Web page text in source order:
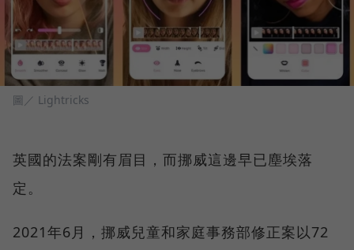
圖／ Lightricks
英國的法案剛有眉目，而挪威這邊早已塵埃落
定。
2021年6月，挪威兒童和家庭事務部修正案以72